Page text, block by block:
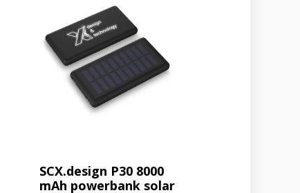
SCX.design P30 8000
mAh powerbank solar